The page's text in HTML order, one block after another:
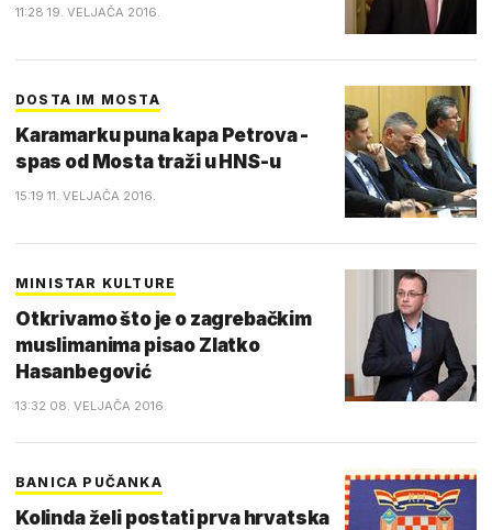
11:28 19. VELJAČA 2016.
DOSTA IM MOSTA
Karamarku puna kapa Petrova -
spas od Mosta traži u HNS-u
15:19 11. VELJAČA 2016.
MINISTAR KULTURE
Otkrivamo što je o zagrebačkim
muslimanima pisao Zlatko
Hasanbegović
13:32 08. VELJAČA 2016.
BANICA PUČANKA
Kolinda želi postati prva hrvatska